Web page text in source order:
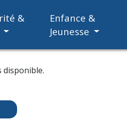
&
Enfance &
Jeunesse
disponible.